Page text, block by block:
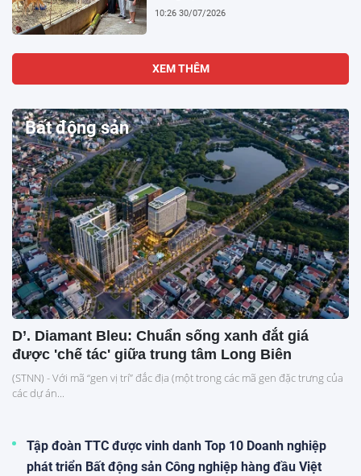
10:26 30/07/2026
XEM THÊM
Bất động sản
D’. Diamant Bleu: Chuẩn sống xanh đắt giá
được 'chế tác' giữa trung tâm Long Biên
(STNN) - Với mã “gen vị trí” đắc địa (một trong các mã gen đặc trưng của
các dự án...
Tập đoàn TTC được vinh danh Top 10 Doanh nghiệp
phát triển Bất động sản Công nghiệp hàng đầu Việt